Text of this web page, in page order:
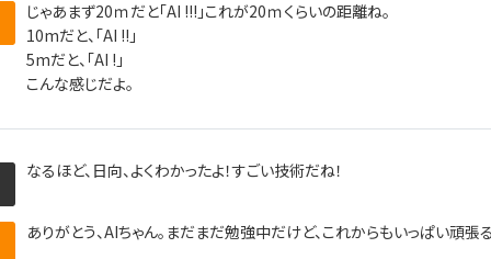
じゃあまず20ｍだと｢AI !!!｣これが20ｍくらいの距離ね。
10mだと、｢AI !!｣
5mだと、｢AI !｣
こんな感じだよ。
なるほど、日向、よくわかったよ！すごい技術だね！
ありがとう、AIちゃん。まだまだ勉強中だけど、これからもいっぱい頑張る